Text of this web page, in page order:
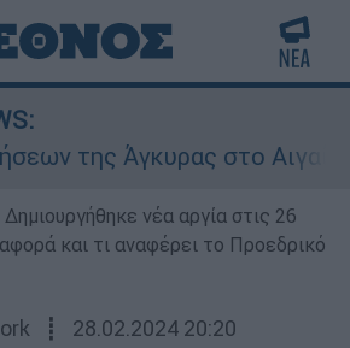
της Άγκυρας στο Αιγαίο:
Δημιουργήθηκε νέα αργία στις 26
και τι αναφέρει το Προεδρικό
┋ 28.02.2024 20:20